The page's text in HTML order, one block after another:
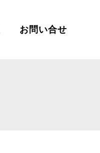
お問い合せ